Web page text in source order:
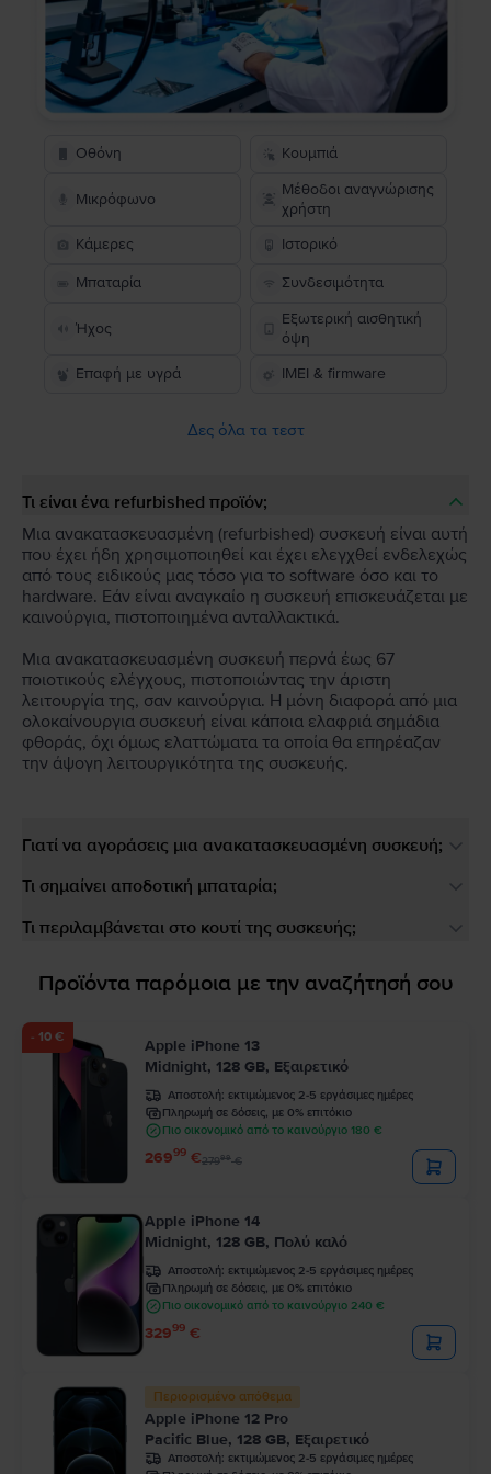
Οθόνη Κουμπιά
Μικρόφωνο
Μέθοδοι αναγνώρισης
χρήστη
Κάμερες
Ιστορικό
Μπαταρία Συνδεσιμότητα
Ήχος
Εξωτερική αισθητική
όψη
Επαφή με υγρά
IMEI & firmware
Δες όλα τα τεστ
Τι είναι ένα refurbished προϊόν;
Μια ανακατασκευασμένη (refurbished) συσκευή είναι αυτή
που έχει ήδη χρησιμοποιηθεί και έχει ελεγχθεί ενδελεχώς
από τους ειδικούς μας τόσο για το software όσο και το
hardware. Εάν είναι αναγκαίο η συσκευή επισκευάζεται με
καινούργια, πιστοποιημένα ανταλλακτικά.
Μια ανακατασκευασμένη συσκευή περνά έως 67
ποιοτικούς ελέγχους, πιστοποιώντας την άριστη
λειτουργία της, σαν καινούργια. Η μόνη διαφορά από μια
ολοκαίνουργια συσκευή είναι κάποια ελαφριά σημάδια
φθοράς, όχι όμως ελαττώματα τα οποία θα επηρέαζαν
την άψογη λειτουργικότητα της συσκευής.
Γιατί να αγοράσεις μια ανακατασκευασμένη συσκευή;
Τι σημαίνει αποδοτική μπαταρία;
Τι περιλαμβάνεται στο κουτί της συσκευής;
Προϊόντα παρόμοια με την αναζήτησή σου
- 10 €
Apple iPhone 13
Midnight, 128 GB, Εξαιρετικό
Αποστολή: εκτιμώμενος 2-5 εργάσιμες ημέρες
Πληρωμή σε δόσεις, με 0% επιτόκιο
Πιο οικονομικό από το καινούργιο 180 €
26999 €27999€
Apple iPhone 14
Midnight, 128 GB, Πολύ καλό
Αποστολή: εκτιμώμενος 2-5 εργάσιμες ημέρες
Πληρωμή σε δόσεις, με 0% επιτόκιο
Πιο οικονομικό από το καινούργιο 240 €
32999 €
Περιορισμένο απόθεμα
Apple iPhone 12 Pro
Pacific Blue, 128 GB, Εξαιρετικό
Αποστολή: εκτιμώμενος 2-5 εργάσιμες ημέρες